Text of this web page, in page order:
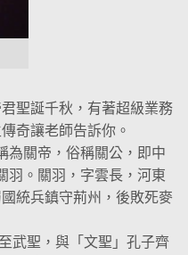
聖誕千秋，有著超級業務
奇讓老師告訴你。
關帝，俗稱關公，即中
羽。關羽，字雲長，河東
統兵鎮守荊州，後敗死麥
聖，與「文聖」孔子齊